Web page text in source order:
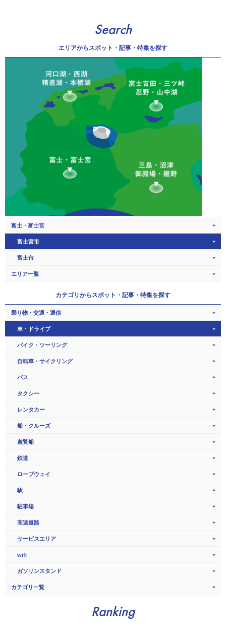
Search
エリアから スポット・記事・特集を探す
富士・富士宮
富士宮市
富士市
エリア一覧
カテゴリから スポット・記事・特集を探す
乗り物・交通・通信
車・ドライブ
バイク・ツーリング
自転車・サイクリング
バス
タクシー
レンタカー
船・クルーズ
遊覧船
鉄道
ロープウェイ
駅
駐車場
高速道路
サービスエリア
wifi
ガソリンスタンド
カテゴリ一覧
Ranking